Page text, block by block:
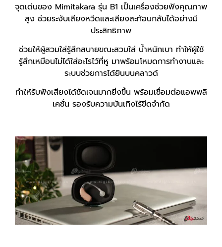
จุดเด่นของ Mimitakara รุ่น B1 เป็นเครื่องช่วยฟังคุณภาพ
สูง ช่วยระงับเสียงหวีดและเสียงสะท้อนกลับได้อย่างมี
ประสิทธิภาพ
ช่วยให้ผู้สวมใส่รู้สีกสบายขณะสวมใส่ น้ำหนักเบา ทำให้ผู้ใช้
รู้สึกเหมือนไม่ได้ใส่อะไรไว้ที่หู มาพร้อมโหมดการทำงานและ
ระบบช่วยการได้ยินบนคลาวด์
ทำให้รับฟังเสียงได้ชัดเจนมากยิ่งขึ้น พร้อมเชื่อมต่อแอพพลิ
เคชั่น รองรับความบันเทิงไร้ขีดจำกัด